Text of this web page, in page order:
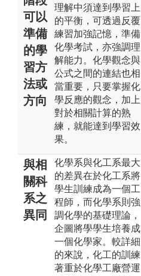
可以
準備
的學
習方
法或
方向
理解中須達到學習上
的平衡，可透過反覆
練習加強記憶，準備
化學考試，亦強調理
解能力。化學觀念與
公式之間的連結也相
當重要，只要掌握化
學反應的觀念，加上
對於相關計算的熟
練，就能達到學習效
果。
與相
關科
系之
異同
化學系與化工系最大
的差異在於化工系將
學生訓練成為一個工
程師，而化學系則強
調化學的基礎理論，
企圖將學學生培養成
一個化學家。較詳細
的來說，化工的訓練
著重於化學工廠營運